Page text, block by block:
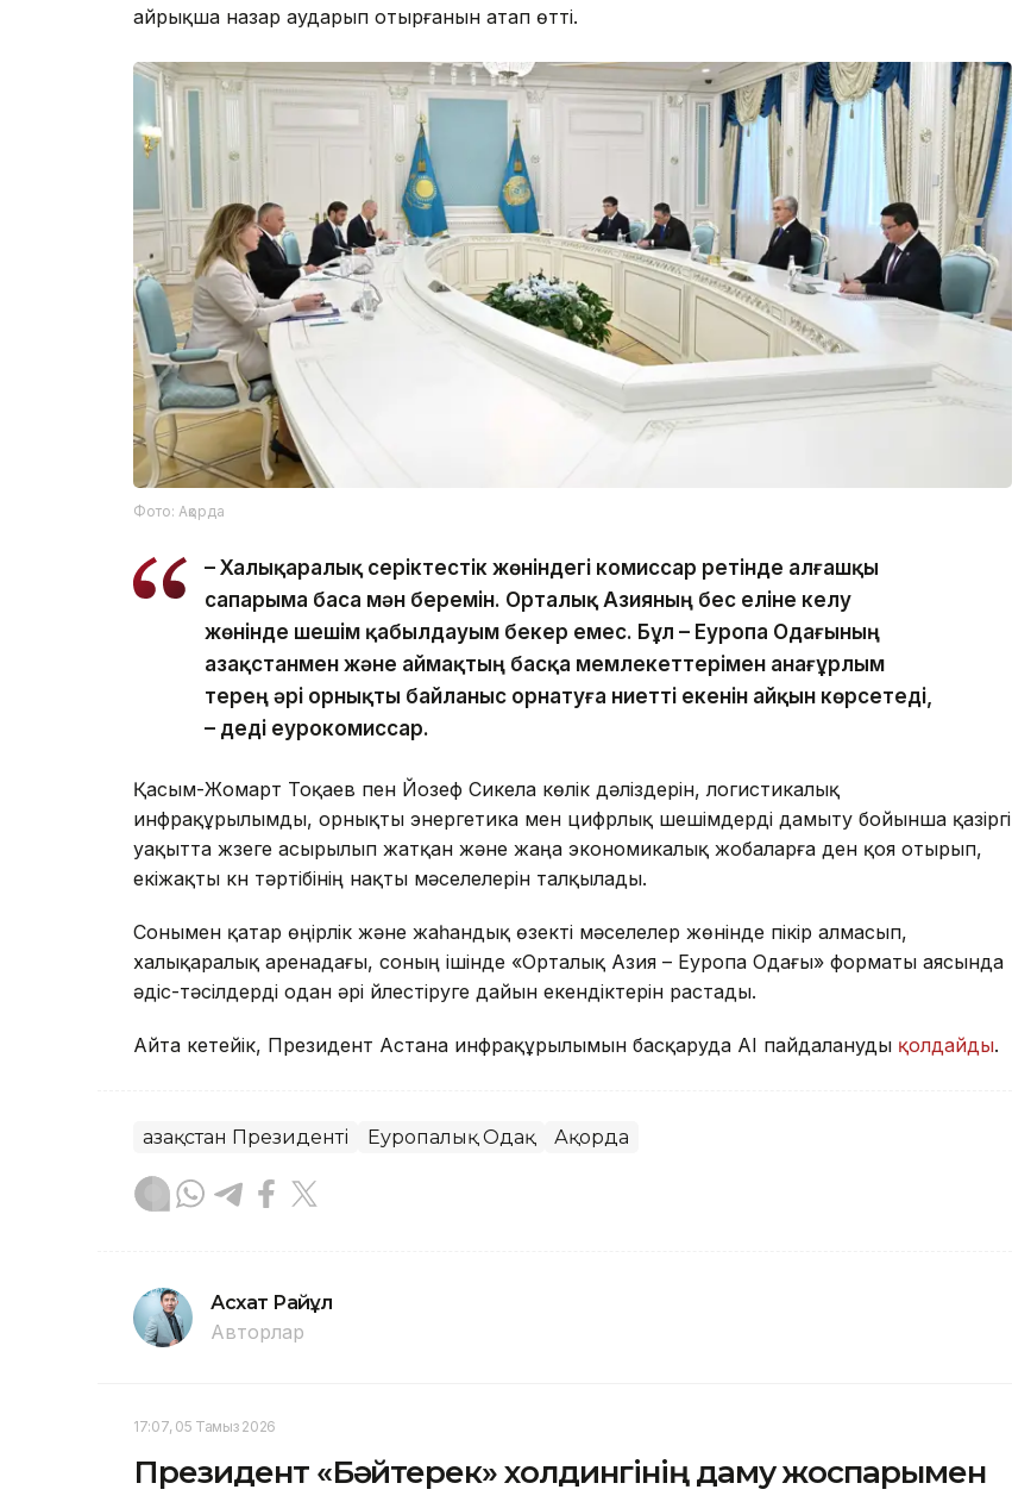
айрықша назар аударып отырғанын атап өтті.
Фото: Ақорда
– Халықаралық серіктестік жөніндегі комиссар ретінде алғашқы
сапарыма баса мән беремін. Орталық Азияның бес еліне келу
жөнінде шешім қабылдауым бекер емес. Бұл – Еуропа Одағының
Қазақстанмен және аймақтың басқа мемлекеттерімен анағұрлым
терең әрі орнықты байланыс орнатуға ниетті екенін айқын көрсетеді,
– деді еурокомиссар.
Қасым-Жомарт Тоқаев пен Йозеф Сикела көлік дәліздерін, логистикалық
инфрақұрылымды, орнықты энергетика мен цифрлық шешімдерді дамыту бойынша қазіргі
уақытта жүзеге асырылып жатқан және жаңа экономикалық жобаларға ден қоя отырып,
екіжақты күн тәртібінің нақты мәселелерін талқылады.
Сонымен қатар өңірлік және жаһандық өзекті мәселелер жөнінде пікір алмасып,
халықаралық аренадағы, соның ішінде «Орталық Азия – Еуропа Одағы» форматы аясында
әдіс-тәсілдерді одан әрі үйлестіруге дайын екендіктерін растады.
Айта кетейік, Президент Астана инфрақұрылымын басқаруда АІ пайдалануды қолдайды.
Қазақстан Президенті Еуропалық Одақ Ақорда
Асхат Райқұл
Авторлар
17:07, 05 Тамыз 2026
Президент «Бәйтерек» холдингінің даму жоспарымен